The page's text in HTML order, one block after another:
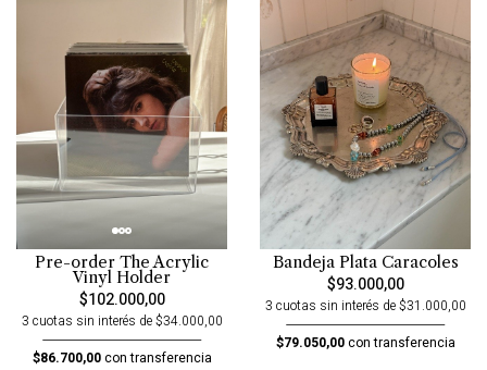
Pre-order The Acrylic
Vinyl Holder
$102.000,00
3 cuotas sin interés de $34.000,00
$86.700,00con transferencia
Bandeja Plata Caracoles
$93.000,00
3 cuotas sin interés de $31.000,00
$79.050,00con transferencia